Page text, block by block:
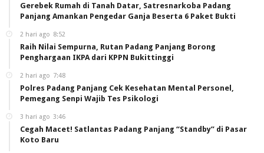
Gerebek Rumah di Tanah Datar, Satresnarkoba Padang
Panjang Amankan Pengedar Ganja Beserta 6 Paket Bukti
2 hari ago 8:52
Raih Nilai Sempurna, Rutan Padang Panjang Borong
Penghargaan IKPA dari KPPN Bukittinggi
2 hari ago 7:48
Polres Padang Panjang Cek Kesehatan Mental Personel,
Pemegang Senpi Wajib Tes Psikologi
3 hari ago 3:46
Cegah Macet! Satlantas Padang Panjang “Standby” di Pasar
Koto Baru